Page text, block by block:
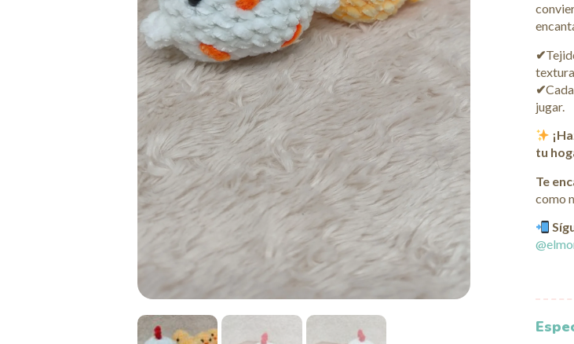
✔
✔
jugar.
tu
Te
como